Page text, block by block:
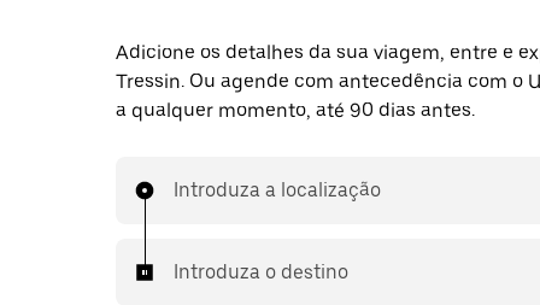
Adicione os detalhes da sua viagem, entre e
Tressin. Ou agende com antecedência com o
a qualquer momento, até 90 dias antes.
Introduza a localização
Introduza o destino